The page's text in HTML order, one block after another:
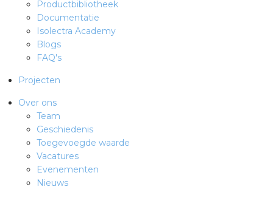
Productbibliotheek
Documentatie
Isolectra Academy
Blogs
FAQ's
Projecten
Over ons
Team
Geschiedenis
Toegevoegde waarde
Vacatures
Evenementen
Nieuws